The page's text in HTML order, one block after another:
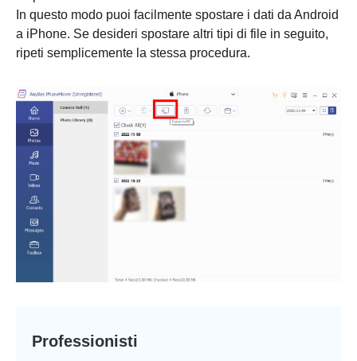
In questo modo puoi facilmente spostare i dati da Android
a iPhone. Se desideri spostare altri tipi di file in seguito,
ripeti semplicemente la stessa procedura.
Professionisti